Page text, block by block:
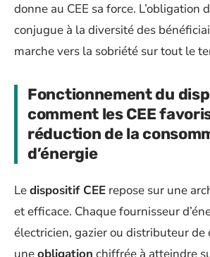
donne au CEE sa force. L’obligation
conjugue à la diversité des
marche vers la sobriété sur tout le
Fonctionnement du
comment les CEE
réduction de la
d’énergie
Ledispositif CEE repose sur une
et efficace. Chaque fournisseur
électricien, gazier ou distributeur de
uneobligation chiffrée à atteindre